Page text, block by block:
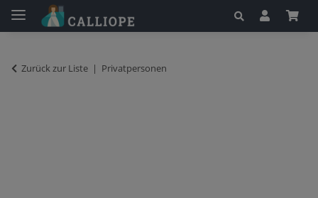
Zurück zur Liste Privatpersonen